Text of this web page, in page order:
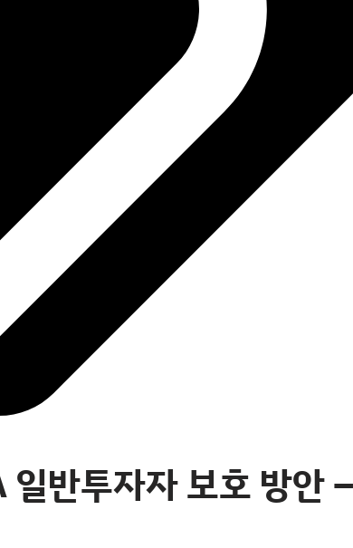
반투자자 보호 방안